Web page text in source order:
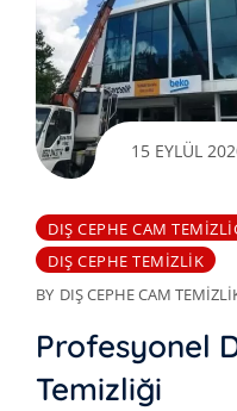
15 EYLÜL
DIŞ CEPHE CAM
DIŞ CEPHE TEMIZLIK
BY DIŞ CEPHE CAM
Profesyonel
Temizliği